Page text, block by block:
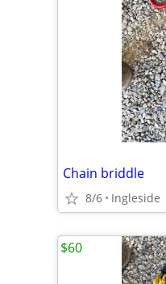
Chain briddle
8/6 Ingleside
$60